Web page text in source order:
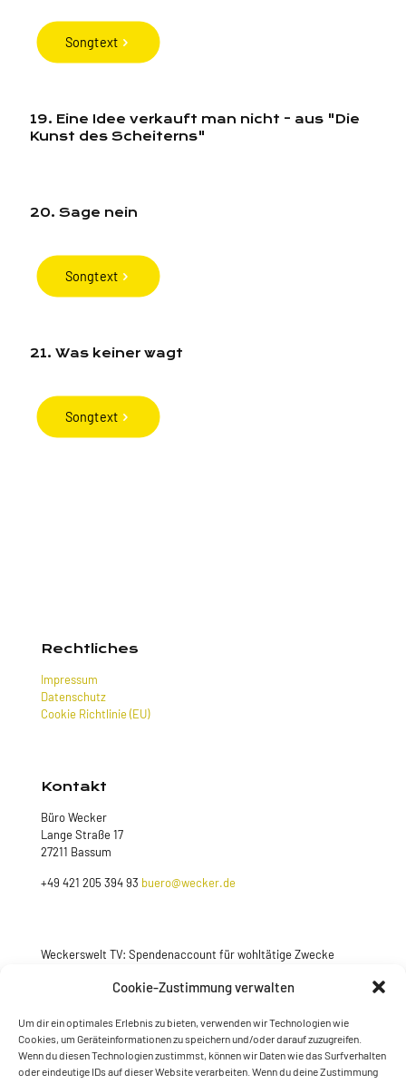
Cookie-Zustimmung verwalten
Um dir ein optimales Erlebnis zu bieten, verwenden wir Technologien wie
Cookies, um Geräteinformationen zu speichern und/oder darauf zuzugreifen.
Wenn du diesen Technologien zustimmst, können wir Daten wie das Surfverhalten
oder eindeutige IDs auf dieser Website verarbeiten. Wenn du deine Zustimmung
Songtext
19. Eine Idee verkauft man nicht - aus "Die
Kunst des Scheiterns"
20. Sage nein
Songtext
21. Was keiner wagt
Songtext
Rechtliches
Impressum
Datenschutz
Cookie Richtlinie (EU)
Kontakt
Büro Wecker
Lange Straße 17
27211 Bassum
+49 421 205 394 93 buero@wecker.de
Weckerswelt TV: Spendenaccount für wohltätige Zwecke
Jetzt spenden